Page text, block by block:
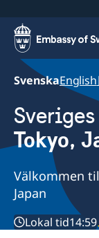
SvenskaEnglish
Tokyo,
Välkommen
Japan
Lokal tid14:59